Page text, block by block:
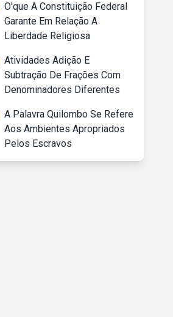
O'que A Constituição Federal
Garante Em Relação A
Liberdade Religiosa
Atividades Adição E
Subtração De Frações Com
Denominadores Diferentes
A Palavra Quilombo Se Refere
Aos Ambientes Apropriados
Pelos Escravos